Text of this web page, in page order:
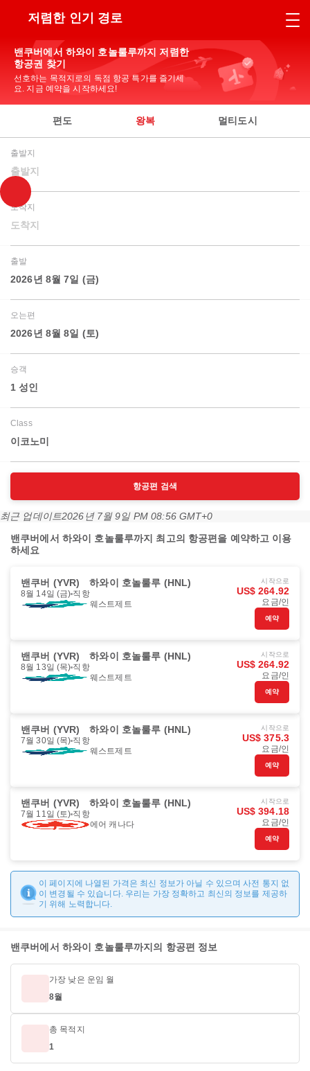
저렴한 인기 경로
밴쿠버에서 하와이 호놀룰루까지 저렴한
항공권 찾기
선호하는 목적지로의 독점 항공 특가를 즐기세
요. 지금 예약을 시작하세요!
편도 왕복 멀티도시
출발지
출발지
도착지
도착지
출발
2026년 8월 7일 (금)
오는편
2026년 8월 8일 (토)
승객
1 성인
Class
이코노미
항공편 검색
최근 업데이트2026년 7월 9일 PM 08:56 GMT+0
밴쿠버에서 하와이 호놀룰루까지 최고의 항공편을 예약하고 이용
하세요
밴쿠버 (YVR) 하와이 호놀룰루 (HNL)
8월 14일 (금) 직항
웨스트제트
시작으로
US$ 264.92
요금/인
예약
밴쿠버 (YVR) 하와이 호놀룰루 (HNL)
8월 13일 (목) 직항
웨스트제트
시작으로
US$ 264.92
요금/인
예약
밴쿠버 (YVR) 하와이 호놀룰루 (HNL)
7월 30일 (목) 직항
웨스트제트
시작으로
US$ 375.3
요금/인
예약
밴쿠버 (YVR) 하와이 호놀룰루 (HNL)
7월 11일 (토) 직항
에어 캐나다
시작으로
US$ 394.18
요금/인
예약
이 페이지에 나열된 가격은 최신 정보가 아닐 수 있으며 사전 통지 없
이 변경될 수 있습니다. 우리는 가장 정확하고 최신의 정보를 제공하
기 위해 노력합니다.
밴쿠버에서 하와이 호놀룰루까지의 항공편 정보
가장 낮은 운임 월
8월
총 목적지
1